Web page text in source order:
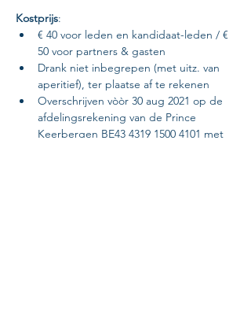
Kostprijs:
€ 40 voor leden en kandidaat-leden / €
50 voor partners & gasten
Drank niet inbegrepen (met uitz. van
aperitief), ter plaatse af te rekenen
Overschrijven vòòr 30 aug 2021 op de
afdelingsrekening van de Prince
Keerbergen BE43 4319 1500 4101 met